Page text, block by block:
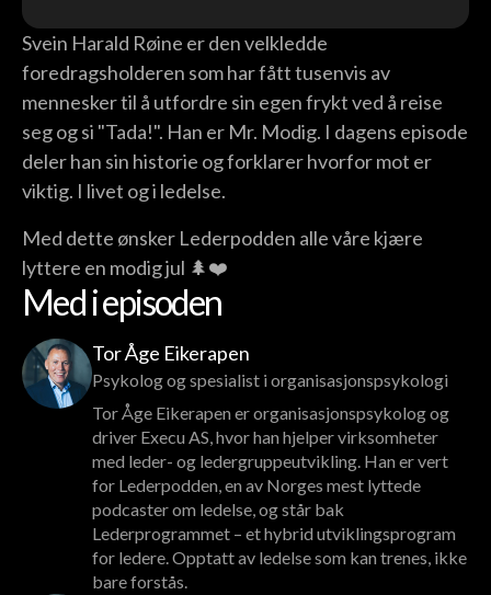
Svein Harald Røine er den velkledde
foredragsholderen som har fått tusenvis av
mennesker til å utfordre sin egen frykt ved å reise
seg og si "Tada!". Han er Mr. Modig. I dagens episode
deler han sin historie og forklarer hvorfor mot er
viktig. I livet og i ledelse.
Med dette ønsker Lederpodden alle våre kjære
lyttere en modig jul 🌲❤️
Med i episoden
Tor Åge Eikerapen
Psykolog og spesialist i organisasjonspsykologi
Tor Åge Eikerapen er organisasjonspsykolog og
driver Execu AS, hvor han hjelper virksomheter
med leder- og ledergruppeutvikling. Han er vert
for Lederpodden, en av Norges mest lyttede
podcaster om ledelse, og står bak
Lederprogrammet – et hybrid utviklingsprogram
for ledere. Opptatt av ledelse som kan trenes, ikke
bare forstås.